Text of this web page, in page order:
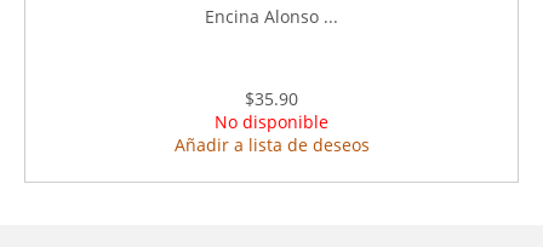
Encina Alonso ...
$35.90
No disponible
Añadir a lista de deseos